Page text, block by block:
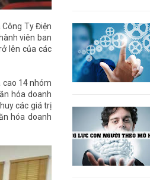
Ty Điện
viên ban
lên của các
cao 14 nhóm
hóa doanh
các giá trị
hóa doanh